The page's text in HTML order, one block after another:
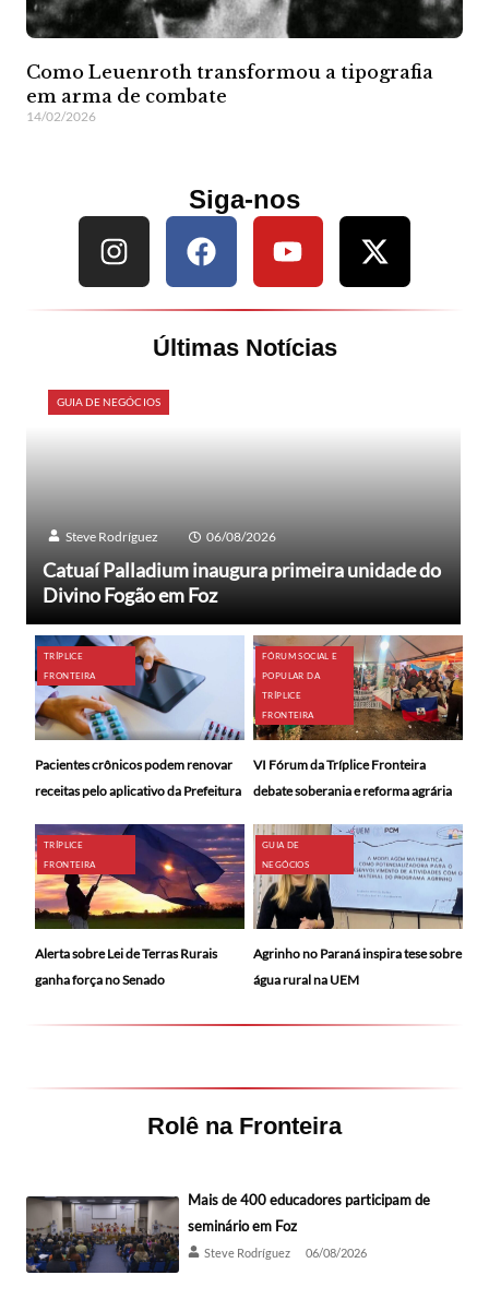
Como Leuenroth transformou a tipografia
em arma de combate
14/02/2026
Siga-nos
Últimas Notícias
GUIA DE NEGÓCIOS
Steve Rodríguez 06/08/2026
Catuaí Palladium inaugura primeira unidade do
Divino Fogão em Foz
TRÍPLICE
FRONTEIRA
Pacientes crônicos podem renovar
receitas pelo aplicativo da Prefeitura
FÓRUM SOCIAL E
POPULAR DA
TRÍPLICE
FRONTEIRA
VI Fórum da Tríplice Fronteira
debate soberania e reforma agrária
TRÍPLICE
FRONTEIRA
Alerta sobre Lei de Terras Rurais
ganha força no Senado
GUIA DE
NEGÓCIOS
Agrinho no Paraná inspira tese sobre
água rural na UEM
Rolê na Fronteira
Mais de 400 educadores participam de
seminário em Foz
Steve Rodríguez 06/08/2026